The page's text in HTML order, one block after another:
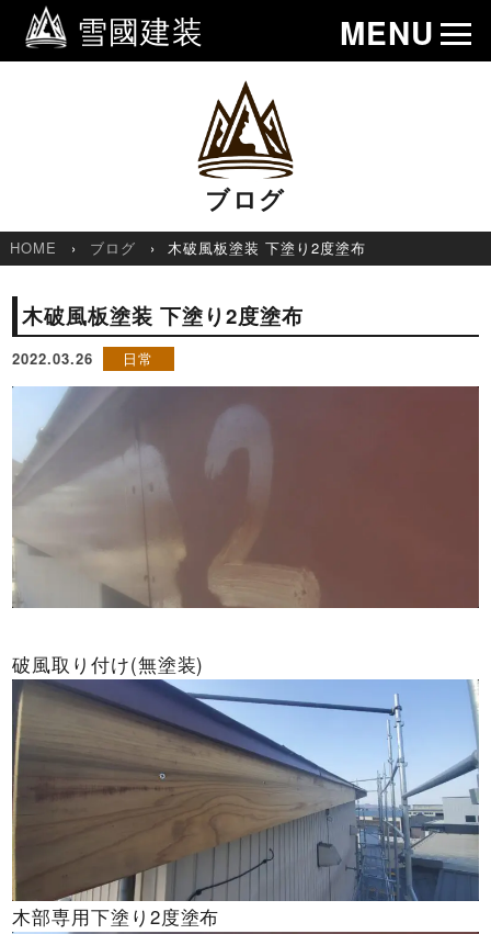
雪國建装 MENU
ブログ
HOME ブログ 木破風板塗装 下塗り2度塗布
木破風板塗装 下塗り2度塗布
2022.03.26 日常
破風取り付け(無塗装)
木部専用下塗り2度塗布